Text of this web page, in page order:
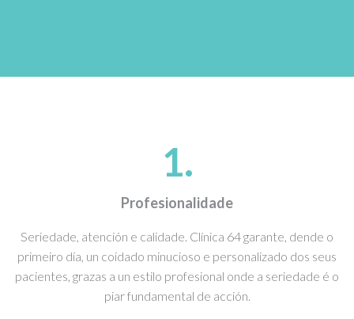
1.
Profesionalidade
Seriedade, atención e calidade. Clínica 64 garante, dende o
primeiro día, un coidado minucioso e personalizado dos seus
pacientes, grazas a un estilo profesional onde a seriedade é o
piar fundamental de acción.